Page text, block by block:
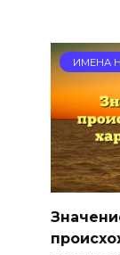
ИМЕНА